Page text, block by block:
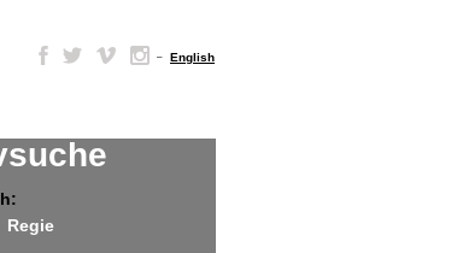
– English
Regie